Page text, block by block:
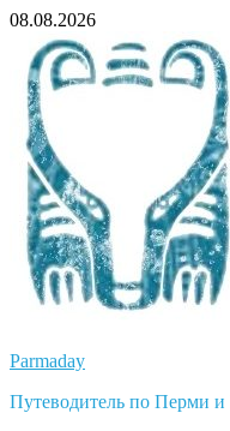
Перейти
содержимому
08.08.2026
Parmaday
Путеводитель по Перми